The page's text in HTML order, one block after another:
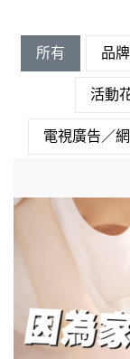
所有 品
活動
電視廣告／